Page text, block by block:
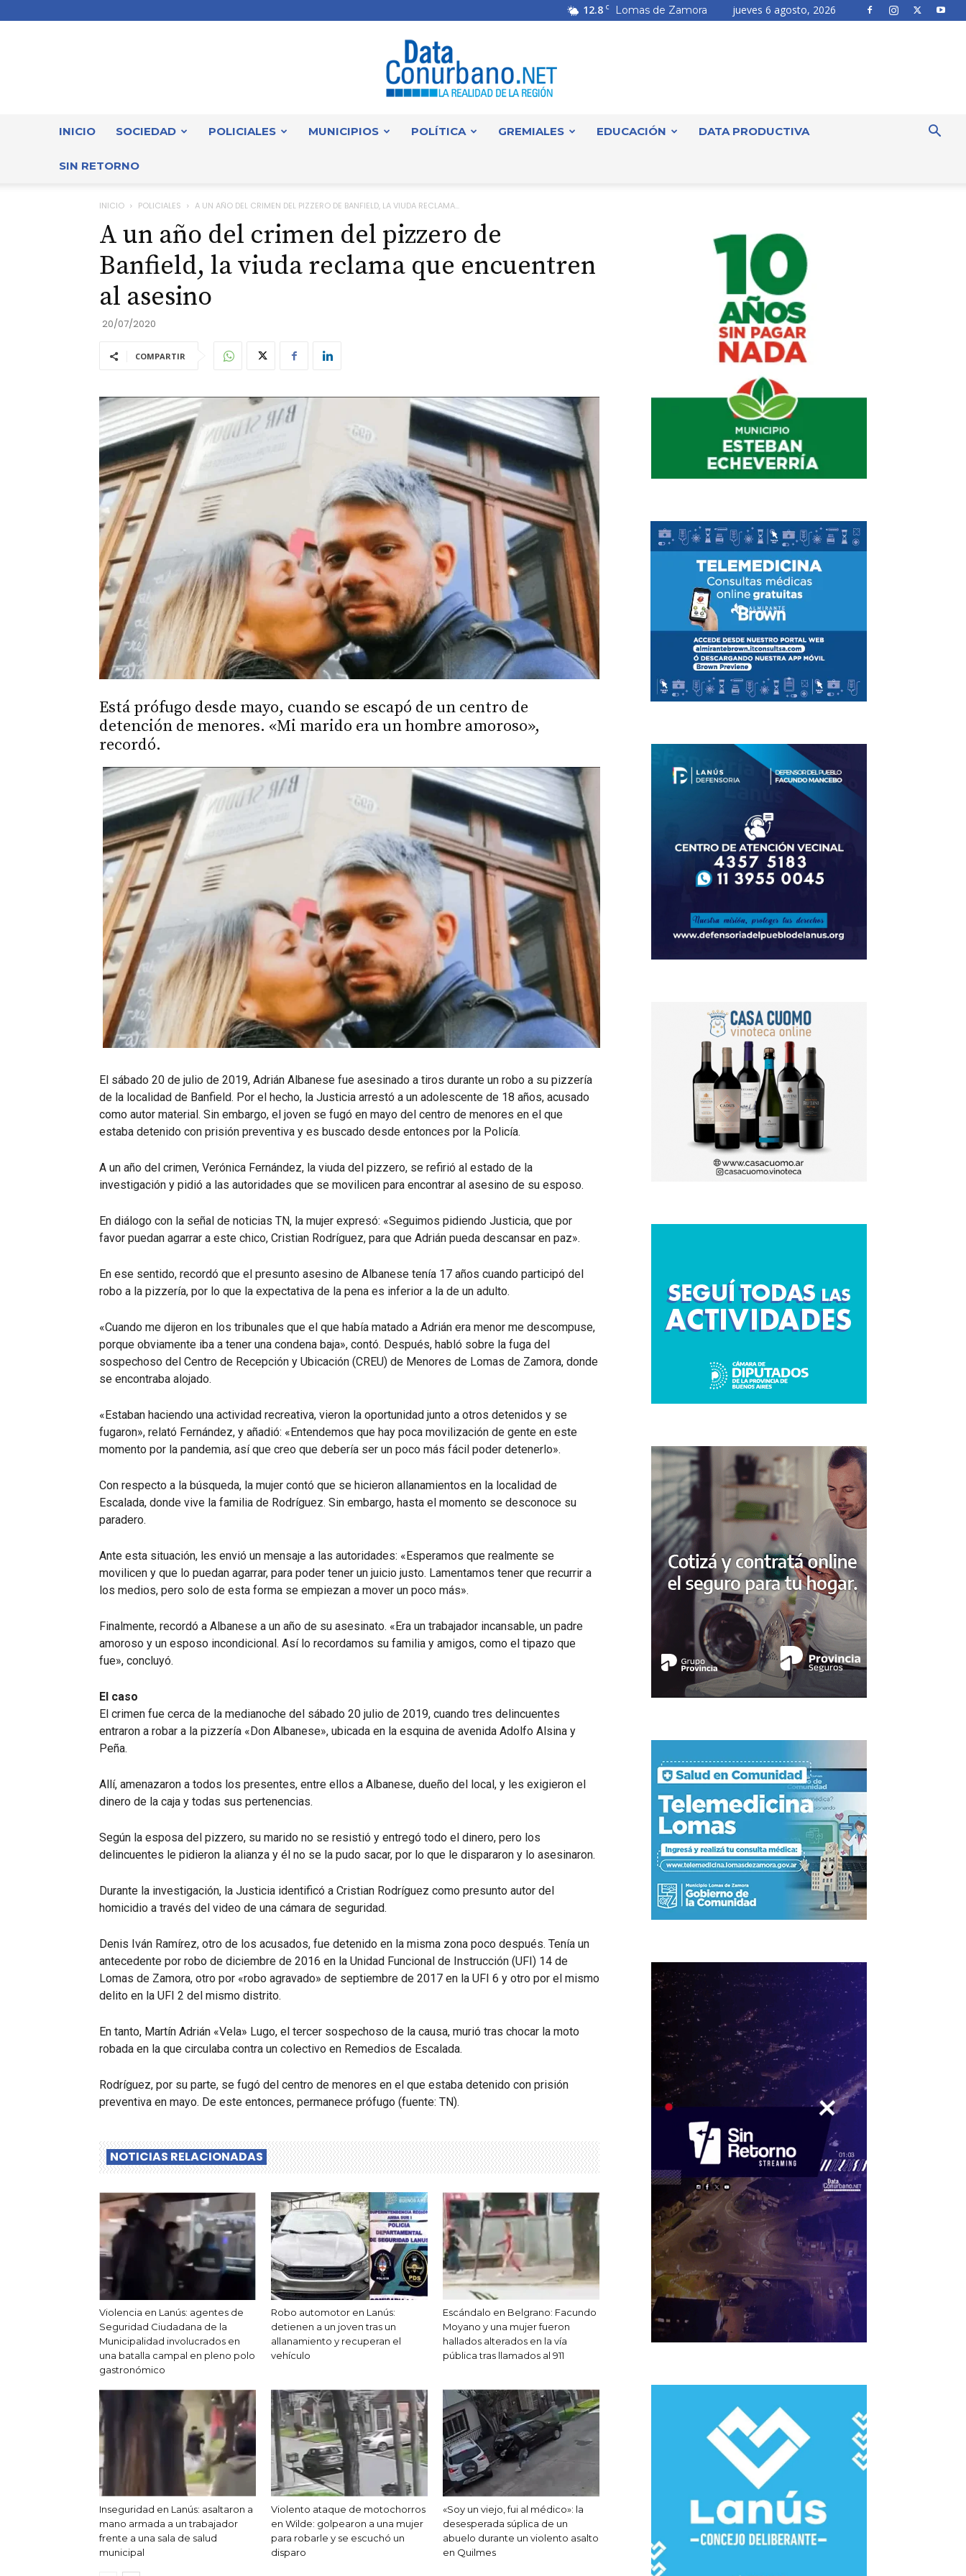
12.8 C Lomas de Zamora jueves 6 agosto, 2026
INICIO SOCIEDAD POLICIALES MUNICIPIOS POLÍTICA GREMIALES EDUCACIÓN DATA PRODUCTIVA
SIN RETORNO
INICIO POLICIALES A UN AÑO DEL CRIMEN DEL PIZZERO DE BANFIELD, LA VIUDA RECLAMA...
A un año del crimen del pizzero de
Banfield, la viuda reclama que encuentren
al asesino
20/07/2020
COMPARTIR
Está prófugo desde mayo, cuando se escapó de un centro de
detención de menores. «Mi marido era un hombre amoroso»,
recordó.
El sábado 20 de julio de 2019, Adrián Albanese fue asesinado a tiros durante un robo a su pizzería
de la localidad de Banfield. Por el hecho, la Justicia arrestó a un adolescente de 18 años, acusado
como autor material. Sin embargo, el joven se fugó en mayo del centro de menores en el que
estaba detenido con prisión preventiva y es buscado desde entonces por la Policía.
A un año del crimen, Verónica Fernández, la viuda del pizzero, se refirió al estado de la
investigación y pidió a las autoridades que se movilicen para encontrar al asesino de su esposo.
En diálogo con la señal de noticias TN, la mujer expresó: «Seguimos pidiendo Justicia, que por
favor puedan agarrar a este chico, Cristian Rodríguez, para que Adrián pueda descansar en paz».
En ese sentido, recordó que el presunto asesino de Albanese tenía 17 años cuando participó del
robo a la pizzería, por lo que la expectativa de la pena es inferior a la de un adulto.
«Cuando me dijeron en los tribunales que el que había matado a Adrián era menor me descompuse,
porque obviamente iba a tener una condena baja», contó. Después, habló sobre la fuga del
sospechoso del Centro de Recepción y Ubicación (CREU) de Menores de Lomas de Zamora, donde
se encontraba alojado.
«Estaban haciendo una actividad recreativa, vieron la oportunidad junto a otros detenidos y se
fugaron», relató Fernández, y añadió: «Entendemos que hay poca movilización de gente en este
momento por la pandemia, así que creo que debería ser un poco más fácil poder detenerlo».
Con respecto a la búsqueda, la mujer contó que se hicieron allanamientos en la localidad de
Escalada, donde vive la familia de Rodríguez. Sin embargo, hasta el momento se desconoce su
paradero.
Ante esta situación, les envió un mensaje a las autoridades: «Esperamos que realmente se
movilicen y que lo puedan agarrar, para poder tener un juicio justo. Lamentamos tener que recurrir a
los medios, pero solo de esta forma se empiezan a mover un poco más».
Finalmente, recordó a Albanese a un año de su asesinato. «Era un trabajador incansable, un padre
amoroso y un esposo incondicional. Así lo recordamos su familia y amigos, como el tipazo que
fue», concluyó.
El caso
El crimen fue cerca de la medianoche del sábado 20 julio de 2019, cuando tres delincuentes
entraron a robar a la pizzería «Don Albanese», ubicada en la esquina de avenida Adolfo Alsina y
Peña.
Allí, amenazaron a todos los presentes, entre ellos a Albanese, dueño del local, y les exigieron el
dinero de la caja y todas sus pertenencias.
Según la esposa del pizzero, su marido no se resistió y entregó todo el dinero, pero los
delincuentes le pidieron la alianza y él no se la pudo sacar, por lo que le dispararon y lo asesinaron.
Durante la investigación, la Justicia identificó a Cristian Rodríguez como presunto autor del
homicidio a través del video de una cámara de seguridad.
Denis Iván Ramírez, otro de los acusados, fue detenido en la misma zona poco después. Tenía un
antecedente por robo de diciembre de 2016 en la Unidad Funcional de Instrucción (UFI) 14 de
Lomas de Zamora, otro por «robo agravado» de septiembre de 2017 en la UFI 6 y otro por el mismo
delito en la UFI 2 del mismo distrito.
En tanto, Martín Adrián «Vela» Lugo, el tercer sospechoso de la causa, murió tras chocar la moto
robada en la que circulaba contra un colectivo en Remedios de Escalada.
Rodríguez, por su parte, se fugó del centro de menores en el que estaba detenido con prisión
preventiva en mayo. De este entonces, permanece prófugo (fuente: TN).
NOTICIAS RELACIONADAS
Violencia en Lanús: agentes de
Seguridad Ciudadana de la
Municipalidad involucrados en
una batalla campal en pleno polo
gastronómico
Robo automotor en Lanús:
detienen a un joven tras un
allanamiento y recuperan el
vehículo
Escándalo en Belgrano: Facundo
Moyano y una mujer fueron
hallados alterados en la vía
pública tras llamados al 911
Inseguridad en Lanús: asaltaron a
mano armada a un trabajador
frente a una sala de salud
municipal
Violento ataque de motochorros
en Wilde: golpearon a una mujer
para robarle y se escuchó un
disparo
«Soy un viejo, fui al médico»: la
desesperada súplica de un
abuelo durante un violento asalto
en Quilmes